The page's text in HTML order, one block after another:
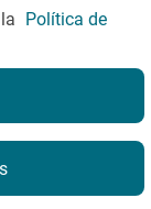
Política de